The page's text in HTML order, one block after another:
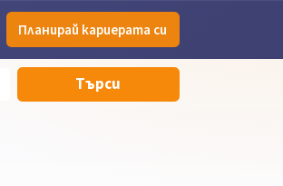
Планирай кариерата си
Търси